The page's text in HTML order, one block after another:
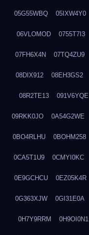
05G55WBQ 05IXW4Y0
06VLOMOD 0755T7I3
07FH6X4N 07TQ4ZU9
08DIX912 08EH3GS2
08R2TE13 091V6YQE
09RKK0JO 0A54G2WE
0BO4RLHU 0BOHM258
0CA5T1U9 0CMYI0KC
0E9GCHCU 0EZ05K4R
0G363XJW 0GI31E0A
0H7Y9RRM 0H9OI0N1